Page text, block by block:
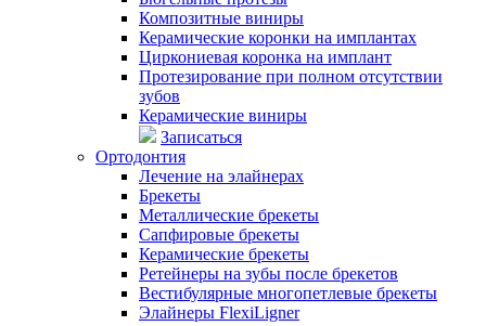
Композитные виниры
Керамические коронки на имплантах
Циркониевая коронка на имплант
Протезирование при полном отсутствии
зубов
Керамические виниры
Записаться
Ортодонтия
Лечение на элайнерах
Брекеты
Металлические брекеты
Сапфировые брекеты
Керамические брекеты
Ретейнеры на зубы после брекетов
Вестибулярные многопетлевые брекеты
Элайнеры FlexiLigner